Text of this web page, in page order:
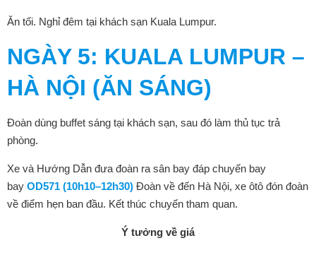
Ăn tối. Nghỉ đêm tại khách sạn Kuala Lumpur.
NGÀY 5: KUALA LUMPUR –
HÀ NỘI (ĂN SÁNG)
Đoàn dùng buffet sáng tại khách sạn, sau đó làm thủ tục trả
phòng.
Xe và Hướng Dẫn đưa đoàn ra sân bay đáp chuyến bay
bay OD571 (10h10–12h30) Đoàn về đến Hà Nội, xe ôtô đón đoàn
về điểm hẹn ban đầu. Kết thúc chuyến tham quan.
Ý tưởng về giá